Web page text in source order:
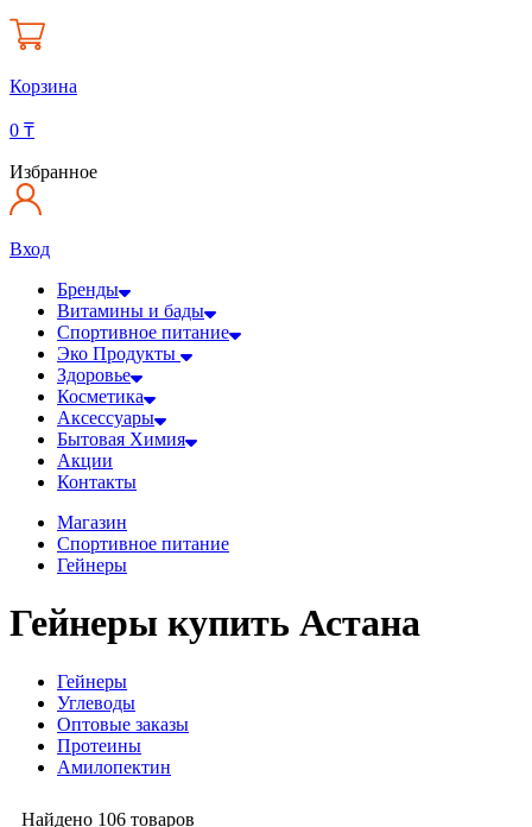
Корзина
0 ₸
Избранное
Вход
Бренды
Витамины и бады
Спортивное питание
Эко Продукты
Здоровье
Косметика
Аксессуары
Бытовая Химия
Акции
Контакты
Магазин
Спортивное питание
Гейнеры
Гейнеры купить Астана
Гейнеры
Углеводы
Оптовые заказы
Протеины
Амилопектин
Найдено 106 товаров